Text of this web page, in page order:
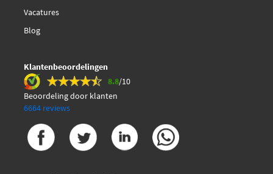
Vacatures
Blog
Klantenbeoordelingen
8.8/10
Beoordeling door klanten
6664 reviews